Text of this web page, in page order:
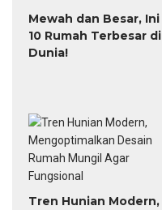
Mewah dan Besar, Ini
10 Rumah Terbesar di
Dunia!
Tren Hunian Modern,